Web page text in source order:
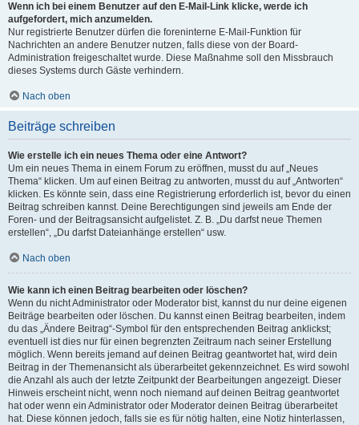
Wenn ich bei einem Benutzer auf den E-Mail-Link klicke, werde ich
aufgefordert, mich anzumelden.
Nur registrierte Benutzer dürfen die foreninterne E-Mail-Funktion für
Nachrichten an andere Benutzer nutzen, falls diese von der Board-
Administration freigeschaltet wurde. Diese Maßnahme soll den Missbrauch
dieses Systems durch Gäste verhindern.
Nach oben
Beiträge schreiben
Wie erstelle ich ein neues Thema oder eine Antwort?
Um ein neues Thema in einem Forum zu eröffnen, musst du auf „Neues
Thema“ klicken. Um auf einen Beitrag zu antworten, musst du auf „Antworten“
klicken. Es könnte sein, dass eine Registrierung erforderlich ist, bevor du einen
Beitrag schreiben kannst. Deine Berechtigungen sind jeweils am Ende der
Foren- und der Beitragsansicht aufgelistet. Z. B. „Du darfst neue Themen
erstellen“, „Du darfst Dateianhänge erstellen“ usw.
Nach oben
Wie kann ich einen Beitrag bearbeiten oder löschen?
Wenn du nicht Administrator oder Moderator bist, kannst du nur deine eigenen
Beiträge bearbeiten oder löschen. Du kannst einen Beitrag bearbeiten, indem
du das „Ändere Beitrag“-Symbol für den entsprechenden Beitrag anklickst;
eventuell ist dies nur für einen begrenzten Zeitraum nach seiner Erstellung
möglich. Wenn bereits jemand auf deinen Beitrag geantwortet hat, wird dein
Beitrag in der Themenansicht als überarbeitet gekennzeichnet. Es wird sowohl
die Anzahl als auch der letzte Zeitpunkt der Bearbeitungen angezeigt. Dieser
Hinweis erscheint nicht, wenn noch niemand auf deinen Beitrag geantwortet
hat oder wenn ein Administrator oder Moderator deinen Beitrag überarbeitet
hat. Diese können jedoch, falls sie es für nötig halten, eine Notiz hinterlassen,